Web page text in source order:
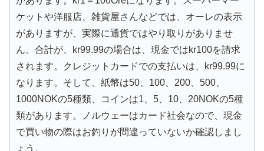
ケットや洋服店、雑貨屋さんなどでは、オーレの表示
がありますが、実際に通貨ではやり取りがありませ
ん。合計が、kr99.99の場合は、現金ではkr100を請求
されます。クレジットカードでの支払いは、kr99.99に
なります。そして、紙幣は50、100、200、500、
1000NOKの5種類、コインは1、5、10、20NOKの5種
類があります。ノルウェーはカード社会なので、現金
で買い物の際はお釣りが間違っていないか確認しまし
ょう。